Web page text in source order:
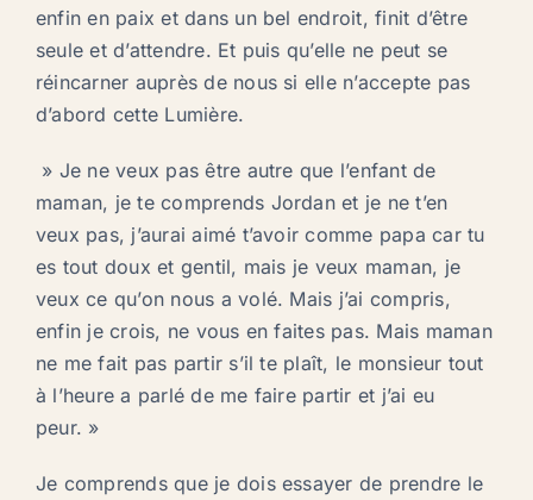
enfin en paix et dans un bel endroit, finit d’être
seule et d’attendre. Et puis qu’elle ne peut se
réincarner auprès de nous si elle n’accepte pas
d’abord cette Lumière.
» Je ne veux pas être autre que l’enfant de
maman, je te comprends Jordan et je ne t’en
veux pas, j’aurai aimé t’avoir comme papa car tu
es tout doux et gentil, mais je veux maman, je
veux ce qu’on nous a volé. Mais j’ai compris,
enfin je crois, ne vous en faites pas. Mais maman
ne me fait pas partir s’il te plaît, le monsieur tout
à l’heure a parlé de me faire partir et j’ai eu
peur. »
Je comprends que je dois essayer de prendre le